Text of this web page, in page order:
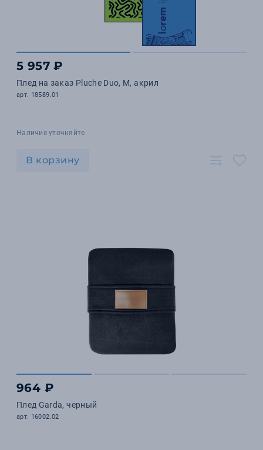
5 957 ₽
Плед на заказ Pluche Duo, M, акрил
арт. 18589.01
Наличие уточняйте
В корзину
964 ₽
Плед Garda, черный
арт. 16002.02